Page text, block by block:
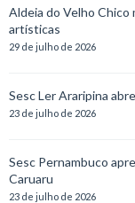
Aldeia do Velho Chico
artísticas
29 de julho de 2026
Sesc Ler Araripina
23 de julho de 2026
Sesc Pernambuco
Caruaru
23 de julho de 2026